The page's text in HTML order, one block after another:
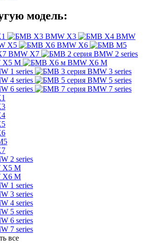
модель:
BMW X3
BMW
X5
BMW X6
BMW X7
BMW 2 series
X5 M
BMW X6 M
1 series
BMW 3 series
4 series
BMW 5 series
6 series
BMW 7 series
2 series
X5 M
X6 M
1 series
3 series
4 series
5 series
6 series
7 series
все